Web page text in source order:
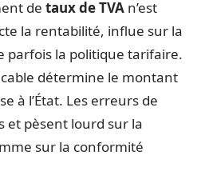
de taux de TVA n’est
la rentabilité, influe sur la
parfois la politique tarifaire.
détermine le montant
à l’État. Les erreurs de
et pèsent lourd sur la
sur la conformité